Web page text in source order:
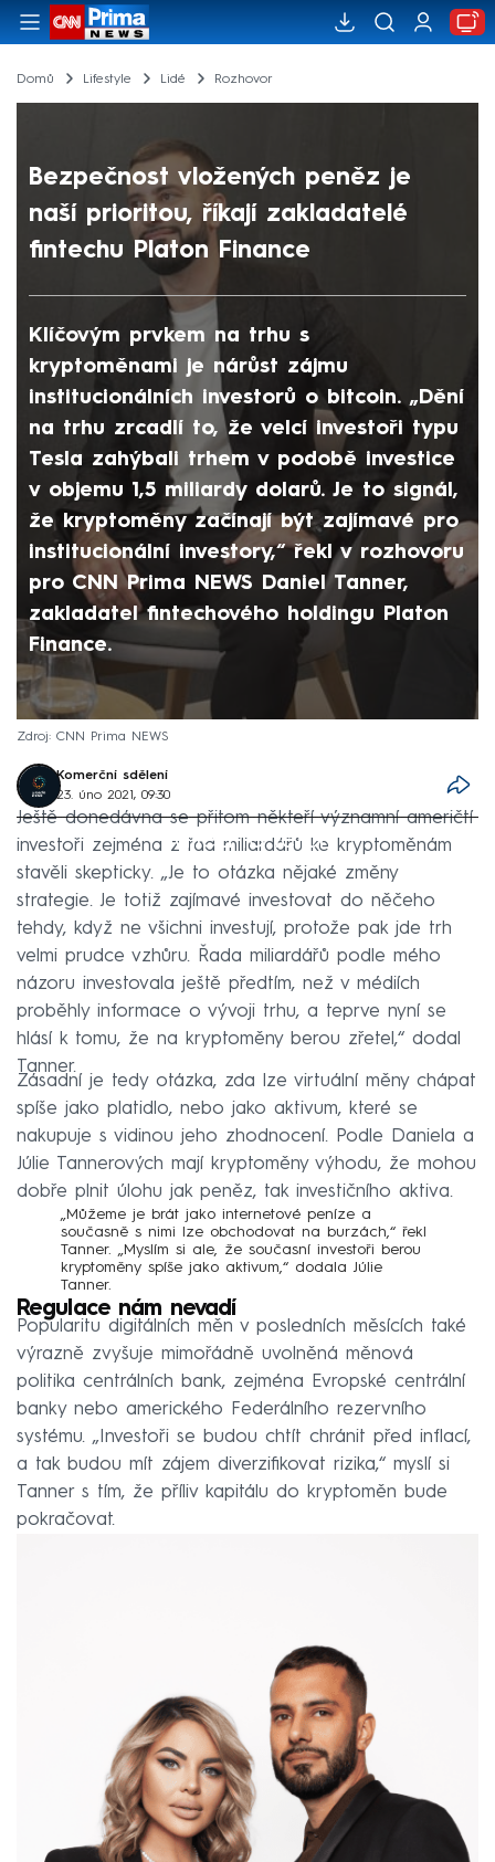
Domů Lifestyle Lidé Rozhovor
Bezpečnost vložených peněz je
naší prioritou, říkají zakladatelé
fintechu Platon Finance
Klíčovým prvkem na trhu s
kryptoměnami je nárůst zájmu
institucionálních investorů o bitcoin. „Dění
na trhu zrcadlí to, že velcí investoři typu
Tesla zahýbali trhem v podobě investice
v objemu 1,5 miliardy dolarů. Je to signál,
že kryptoměny začínají být zajímavé pro
institucionální investory,“ řekl v rozhovoru
pro CNN Prima NEWS Daniel Tanner,
zakladatel fintechového holdingu Platon
Finance.
Zdroj: CNN Prima NEWS
Komerční sdělení
23. úno 2021, 09:30
Failed to fetch
Ještě donedávna se přitom někteří významní američtí
investoři zejména z řad miliardářů ke kryptoměnám
stavěli skepticky. „Je to otázka nějaké změny
strategie. Je totiž zajímavé investovat do něčeho
tehdy, když ne všichni investují, protože pak jde trh
velmi prudce vzhůru. Řada miliardářů podle mého
názoru investovala ještě předtím, než v médiích
proběhly informace o vývoji trhu, a teprve nyní se
hlásí k tomu, že na kryptoměny berou zřetel,“ dodal
Tanner.
Zásadní je tedy otázka, zda lze virtuální měny chápat
spíše jako platidlo, nebo jako aktivum, které se
nakupuje s vidinou jeho zhodnocení. Podle Daniela a
Júlie Tannerových mají kryptoměny výhodu, že mohou
dobře plnit úlohu jak peněz, tak investičního aktiva.
„Můžeme je brát jako internetové peníze a
současně s nimi lze obchodovat na burzách,“ řekl
Tanner. „Myslím si ale, že současní investoři berou
kryptoměny spíše jako aktivum,“ dodala Júlie
Tanner.
Regulace nám nevadí
Popularitu digitálních měn v posledních měsících také
výrazně zvyšuje mimořádně uvolněná měnová
politika centrálních bank, zejména Evropské centrální
banky nebo amerického Federálního rezervního
systému. „Investoři se budou chtít chránit před inflací,
a tak budou mít zájem diverzifikovat rizika,“ myslí si
Tanner s tím, že příliv kapitálu do kryptoměn bude
pokračovat.